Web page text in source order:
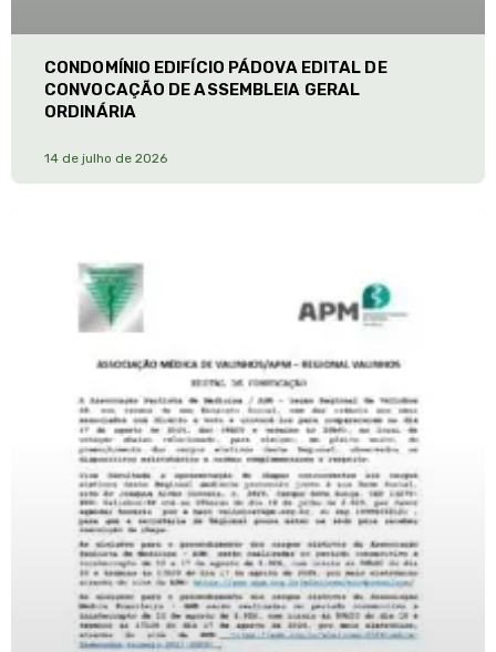
CONDOMÍNIO EDIFÍCIO PÁDOVA EDITAL DE
CONVOCAÇÃO DE ASSEMBLEIA GERAL
ORDINÁRIA
14 de julho de 2026